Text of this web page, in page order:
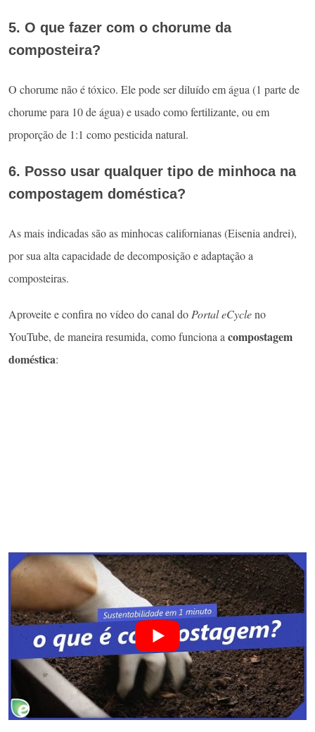
5. O que fazer com o chorume da
composteira?
O chorume não é tóxico. Ele pode ser diluído em água (1 parte de
chorume para 10 de água) e usado como fertilizante, ou em
proporção de 1:1 como pesticida natural.
6. Posso usar qualquer tipo de minhoca na
compostagem doméstica?
As mais indicadas são as minhocas californianas (Eisenia andrei),
por sua alta capacidade de decomposição e adaptação a
composteiras.
Aproveite e confira no vídeo do canal do Portal eCycleno
YouTube, de maneira resumida, como funciona a compostagem
doméstica: